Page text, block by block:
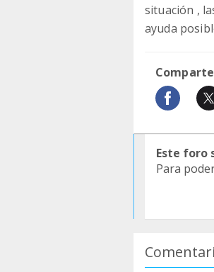
situación ,
ayuda
Comparte
Este foro
Para